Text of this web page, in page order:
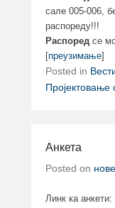
сале 005-006,
распореду!!!
Распоред се
[преузимање]
Posted in
Пројектовање
Анкета
Posted on
Линк ка анкети: